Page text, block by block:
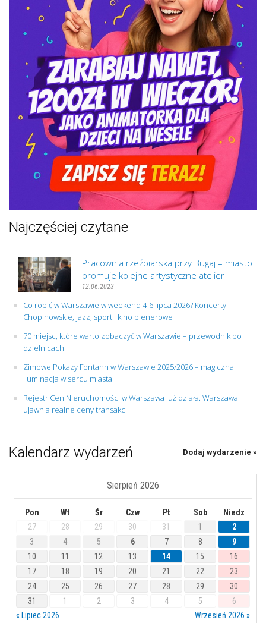
Najczęściej czytane
Pracownia rzeźbiarska przy Bugaj – miasto
promuje kolejne artystyczne atelier
12.06.2023
Co robić w Warszawie w weekend 4-6 lipca 2026? Koncerty
Chopinowskie, jazz, sport i kino plenerowe
70 miejsc, które warto zobaczyć w Warszawie – przewodnik po
dzielnicach
Zimowe Pokazy Fontann w Warszawie 2025/2026 – magiczna
iluminacja w sercu miasta
Rejestr Cen Nieruchomości w Warszawa już działa. Warszawa
ujawnia realne ceny transakcji
Kalendarz wydarzeń Dodaj wydarzenie »
Sierpień 2026
Pon Wt Śr Czw Pt Sob
Niedz
27
28 29 30 31 1
2
3
4 5 6 7 8
9
10
11 12 13 14 15
16
17
18 19 20 21 22
23
24
25 26 27 28 29
30
31
1 2 3 4 5
6
« Lipiec 2026
Wrzesień 2026 »